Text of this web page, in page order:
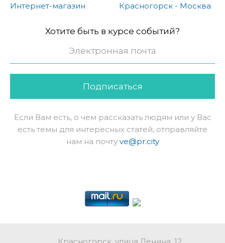
Интернет-магазин
Красногорск - Москва
Хотите быть в курсе событий?
Подписаться
Если Вам есть, о чем рассказать людям или у Вас
есть темы для интересных статей, отправляйте
нам на почту ve@pr.city
Красногорск, улица Ленина, 12